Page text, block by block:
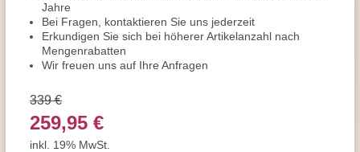
Jahre
Bei Fragen, kontaktieren Sie uns jederzeit
Erkundigen Sie sich bei höherer Artikelanzahl nach
Mengenrabatten
Wir freuen uns auf Ihre Anfragen
339 €
259,95 €
inkl. 19% MwSt.